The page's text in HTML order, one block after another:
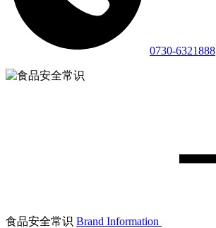
0730-6321888
食品安全常识 Brand Information